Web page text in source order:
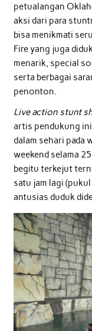
petualangan
aksi dari para
bisa menikmati
Fire yang juga
menarik, special
serta berbagai
penonton.
Live action stunt
artis pendukung
dalam sehari pada
weekend selama
begitu terkejut
satu jam lagi
antusias duduk